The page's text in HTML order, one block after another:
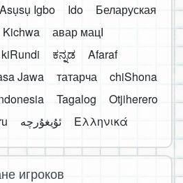
Asụsụ Igbo Ido
Беларуская
Kichwa
авар мацӀ
kiRundi ಕನ್ನಡ
Afaraf
Jawa татарча
chiShona
Tagalog
Otjiherero
Ελληνικά
игроков